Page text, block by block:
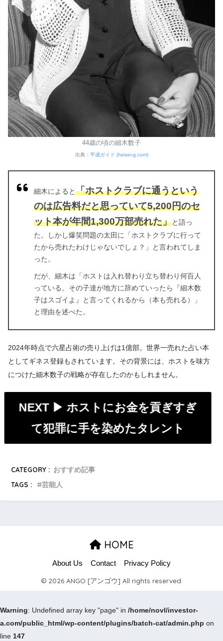
44歳の頃の細木数子
出典： 平成ガイド (heisei-g.com)
細木によると「ホストクラブに通うという
のは広告料だと思っていて5,200円のセ
ット本が年間1,300万部売れた」と語っ
た。しかし爆笑問題の太田に「ホストクラブに行って
たから売れたわけじゃないでしょ？」と言われてしま
った。
だが、細木は「ホストは入れ替わり立ち替わり何百人
っている。その子達が地方に辞めていったら『細木数
子はスゴイよ』と言ってくれるから（本も売れる）」
と理由を述べた。
2024年時点で六星占術の売り上げは1億部。世界一売れた占い本
としてギネス登録もされています。その背景には、ホストを味方
につけた細木数子の戦略が存在したのかもしれません。
NEXT ▶︎ ホストにお金を貢ぎすぎ
て犯罪に手を染めたタレント
CATEGORY : おすすめ記事
TAGS :
芸能人
HOME
About Us Contact Privacy Policy
© 2026 ANGO [アンゴウ] All rights reserved.
Warning: Undefined array key "page" in /home/novl/investor-
a.com/public_html/wp-content/plugins/batch-cat/admin.php on
line 147